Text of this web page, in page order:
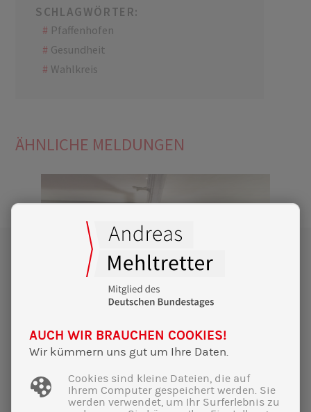
SCHLAGWÖRTER:
Pfaffenhofen
Gesundheit
Wahlkreis
ÄHNLICHE MELDUNGEN
AUCH WIR BRAUCHEN COOKIES!
Wir kümmern uns gut um Ihre Daten.
Cookies sind kleine Dateien, die auf
Ihrem Computer gespeichert werden. Sie
werden verwendet, um Ihr Surferlebnis zu